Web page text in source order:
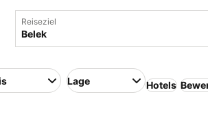
Reiseziel
Lage Hotels